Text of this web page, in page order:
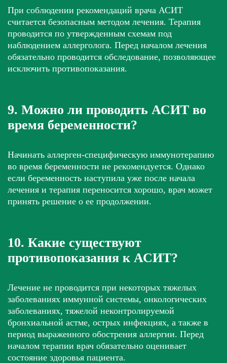
При соблюдении рекомендаций врача АСИТ
считается безопасным методом лечения. Терапия
проводится по утвержденным схемам под
наблюдением аллерголога. Перед началом лечения
обязательно проводится обследование, позволяющее
исключить противопоказания.
9. Можно ли проводить АСИТ во
время беременности?
Начинать аллерген-специфическую иммунотерапию
во время беременности не рекомендуется. Однако
если беременность наступила уже после начала
лечения и терапия переносится хорошо, врач может
принять решение о ее продолжении.
10. Какие существуют
противопоказания к АСИТ?
Лечение не проводится при некоторых тяжелых
заболеваниях иммунной системы, онкологических
заболеваниях, тяжелой неконтролируемой
бронхиальной астме, острых инфекциях, а также в
период выраженного обострения аллергии. Перед
началом терапии врач обязательно оценивает
состояние здоровья пациента.